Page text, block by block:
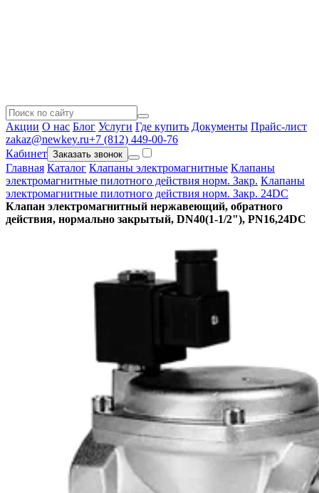
Акции О нас Блог Услуги Где купить Документы Прайс-лист
zakaz@newkey.ru+7 (812) 449-00-76
Кабинет Заказать звонок
Главная Каталог Клапаны электромагнитные Клапаны
электромагнитные пилотного действия норм. Закр. Клапаны
электромагнитные пилотного действия норм. Закр. 24DC
Клапан электромагнитный нержавеющий, обратного
действия, нормально закрытый, DN40(1-1/2"), PN16,24DC